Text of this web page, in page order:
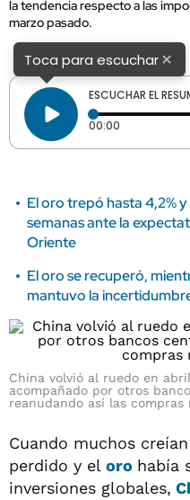
la tendencia respecto a las
marzo pasado.
Toca para escuchar×
ESCUCHAR EL
00:00 Tiempo
El oro trepó hasta 4,2%
semanas ante la
Oriente
El oro se recuperó,
mantuvo la
China volvió al ruedo en
acompañado por otros
reanudando así las compras
Cuando muchos
perdido y el oro había
inversiones globales,